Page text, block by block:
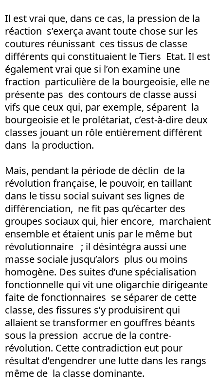
Il est vrai que, dans ce cas, la pression de la
réaction s’exerça avant toute chose sur les
coutures réunissant ces tissus de classe
différents qui constituaient le Tiers Etat. Il est
également vrai que si l’on examine une
fraction particulière de la bourgeoisie, elle ne
présente pas des contours de classe aussi
vifs que ceux qui, par exemple, séparent la
bourgeoisie et le prolétariat, c’est-à-dire deux
classes jouant un rôle entièrement différent
dans la production.
Mais, pendant la période de déclin de la
révolution française, le pouvoir, en taillant
dans le tissu social suivant ses lignes de
différenciation, ne fit pas qu’écarter des
groupes sociaux qui, hier encore, marchaient
ensemble et étaient unis par le même but
révolutionnaire ; il désintégra aussi une
masse sociale jusqu’alors plus ou moins
homogène. Des suites d’une spécialisation
fonctionnelle qui vit une oligarchie dirigeante
faite de fonctionnaires se séparer de cette
classe, des fissures s’y produisirent qui
allaient se transformer en gouffres béants
sous la pression accrue de la contre-
révolution. Cette contradiction eut pour
résultat d’engendrer une lutte dans les rangs
même de la classe dominante.